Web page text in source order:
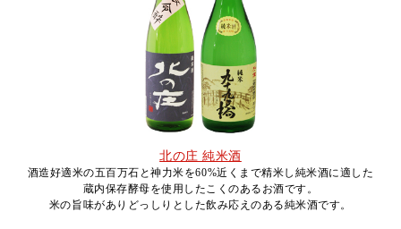
北の庄 純米酒
酒造好適米の五百万石と神力米を60%近くまで精米し純米酒に適した
蔵内保存酵母を使用したこくのあるお酒です。
米の旨味がありどっしりとした飲み応えのある純米酒です。